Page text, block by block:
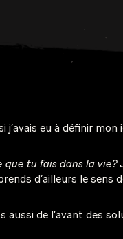
j’avais eu à définir
que tu fais dans la
d’ailleurs le sens
aussi de l’avant des